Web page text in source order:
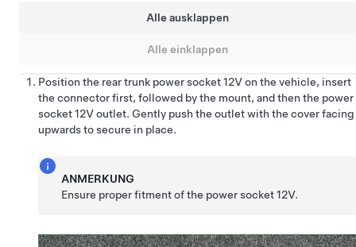
Alle ausklappen
Alle einklappen
Position the rear trunk power socket 12V on the vehicle, insert
the connector first, followed by the mount, and then the power
socket 12V outlet. Gently push the outlet with the cover facing
upwards to secure in place.
ANMERKUNG
Ensure proper fitment of the power socket 12V.